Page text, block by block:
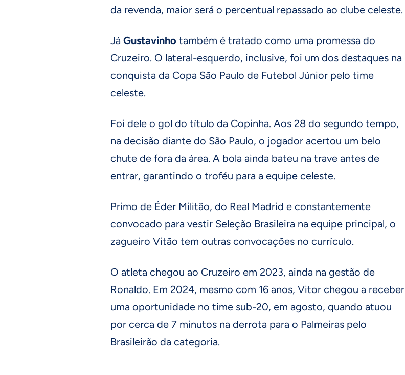
da revenda, maior será o percentual repassado ao clube celeste.
Já Gustavinho também é tratado como uma promessa do
Cruzeiro. O lateral-esquerdo, inclusive, foi um dos destaques na
conquista da Copa São Paulo de Futebol Júnior pelo time
celeste.
Foi dele o gol do título da Copinha. Aos 28 do segundo tempo,
na decisão diante do São Paulo, o jogador acertou um belo
chute de fora da área. A bola ainda bateu na trave antes de
entrar, garantindo o troféu para a equipe celeste.
Primo de Éder Militão, do Real Madrid e constantemente
convocado para vestir Seleção Brasileira na equipe principal, o
zagueiro Vitão tem outras convocações no currículo.
O atleta chegou ao Cruzeiro em 2023, ainda na gestão de
Ronaldo. Em 2024, mesmo com 16 anos, Vitor chegou a receber
uma oportunidade no time sub-20, em agosto, quando atuou
por cerca de 7 minutos na derrota para o Palmeiras pelo
Brasileirão da categoria.